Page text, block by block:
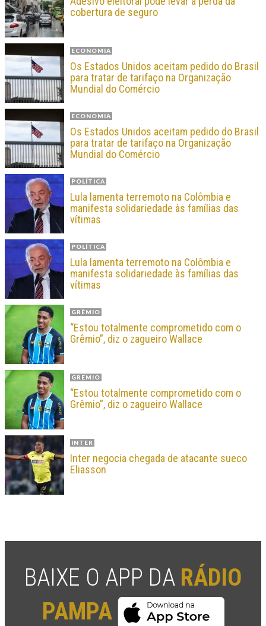
cobertura de seguro
ECONOMIA
Os Estados Unidos aceitam pedido do Brasil
para tratar de tarifaço na Organização
Mundial do Comércio
ECONOMIA
Os Estados Unidos aceitam pedido do Brasil
para tratar de tarifaço na Organização
Mundial do Comércio
POLÍTICA
Lula lamenta terremoto na Colômbia e
manifesta solidariedade às famílias das
vítimas
POLÍTICA
Lula lamenta terremoto na Colômbia e
manifesta solidariedade às famílias das
vítimas
GRÊMIO
“Estou totalmente comprometido com o
Grêmio”, diz o zagueiro Wallace
GRÊMIO
“Estou totalmente comprometido com o
Grêmio”, diz o zagueiro Wallace
INTER
Inter negocia chegada de atacante sueco
Eliasson
BAIXE O APP DA RÁDIO
PAMPA